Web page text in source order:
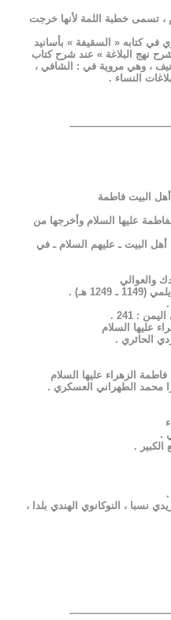
، تسمى خطبة اللمة لأنها خرجت
في كتابه « السقيفة » بأسانيد
نهج البلاغة » عند شرح كتاب
، وهي مروية في : الشافي ،
النساء .
عليها السلام وأخرجها من
: الثقافة الإسلامية في الهند : 219 ، أهل البيت ـ عليهم السلام ـ في
هـ) .
: 241 .
الحائري .
محمد الطهراني العسكري .
.
، النوكانوي الهندي بلدا ،